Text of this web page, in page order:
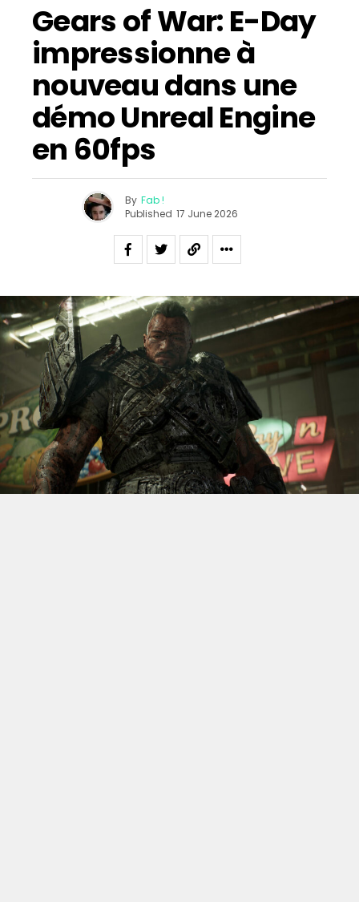
Gears of War: E-Day
impressionne à
nouveau dans une
démo Unreal Engine
en 60fps
By Fab !
Published 17 June 2026